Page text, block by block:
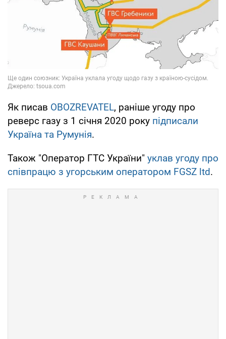
Як писав OBOZREVATEL, раніше угоду про
реверс газу з 1 січня 2020 року підписали
Україна та Румунія.
Також "Оператор ГТС України" уклав угоду про
співпрацю з угорським оператором FGSZ ltd.